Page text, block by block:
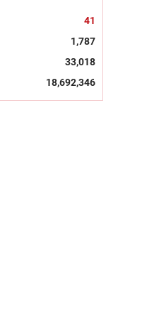
41
1,787
33,018
18,692,346